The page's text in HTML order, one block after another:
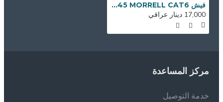
فيش RG45 MORRELL CAT6 مفتوح
17,000 دينار عراقي
مركز المساعدة
خدمة التوصيل